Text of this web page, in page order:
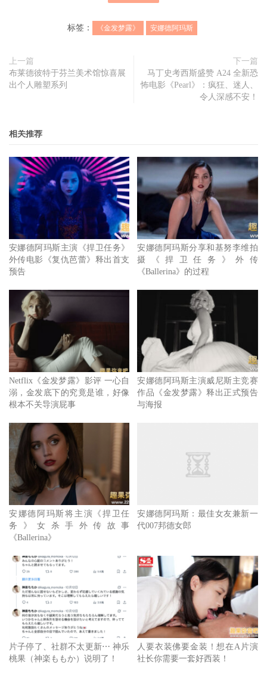
故事改编自乔伊斯卡洛奥兹（Joyce Carol Oates）所着的同
名传记小说，以仿效玛丽莲梦露的口吻来述说她的生平故
德彼特（Brad Pitt）、迪迪盖德纳（Dede Gardner）、杰瑞米
克莱纳（Jeremy Kleiner）透过其 Plan B 制作，Netflix 发
标签： 《金发梦露》 安娜德阿玛斯
上一篇
布莱德彼特于芬兰美术馆惊喜展
出个人雕塑系列
下一篇
马丁史考西斯盛赞 A24 全新恐
怖电影《Pearl》：疯狂、迷人、
令人深感不安！
相关推荐
安娜德阿玛斯主演《捍卫任务》
外传电影《复仇芭蕾》释出首支
预告
安娜德阿玛斯分享和基努李维拍
摄《捍卫任务》外传
《Ballerina》的过程
Netflix《金发梦露》影评 一心自
溺，金发底下的究竟是谁，好像
根本不关导演屁事
安娜德阿玛斯主演威尼斯主竞赛
作品《金发梦露》释出正式预告
与海报
安娜德阿玛斯将主演《捍卫任
务》女杀手外传故事
《Ballerina》
安娜德阿玛斯：最佳女友兼新一
代007邦德女郎
片子停了、社群不太更新⋯ 神乐
桃果（神楽ももか）说明了！
人要衣装佛要金装！想在A片演
社长你需要一套好西装！